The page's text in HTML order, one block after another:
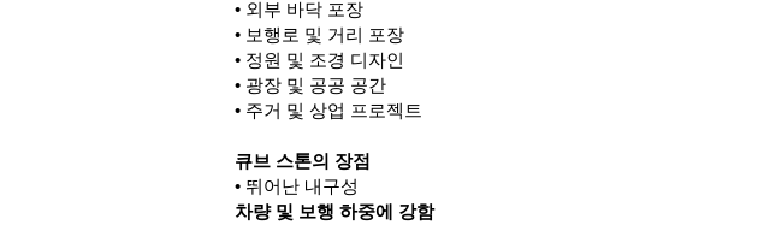
• 외부 바닥 포장
• 보행로 및 거리 포장
• 정원 및 조경 디자인
• 광장 및 공공 공간
• 주거 및 상업 프로젝트
큐브 스톤의 장점
• 뛰어난 내구성
차량 및 보행 하중에 강함